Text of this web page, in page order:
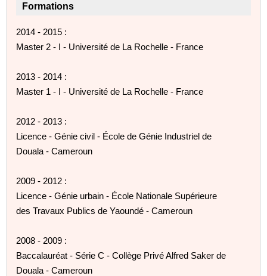
Formations
2014 - 2015 :
Master 2 - I - Université de La Rochelle - France
2013 - 2014 :
Master 1 - I - Université de La Rochelle - France
2012 - 2013 :
Licence - Génie civil - École de Génie Industriel de
Douala - Cameroun
2009 - 2012 :
Licence - Génie urbain - École Nationale Supérieure
des Travaux Publics de Yaoundé - Cameroun
2008 - 2009 :
Baccalauréat - Série C - Collège Privé Alfred Saker de
Douala - Cameroun